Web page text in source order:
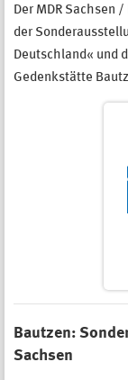
Der MDR Sachsen
der
Deutschland« und
Gedenkstätte
Bautzen:
Sachsen